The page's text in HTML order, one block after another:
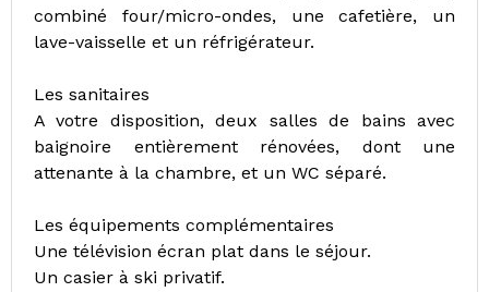
combiné four/micro-ondes, une cafetière, un
lave-vaisselle et un réfrigérateur.
Les sanitaires
A votre disposition, deux salles de bains avec
baignoire entièrement rénovées, dont une
attenante à la chambre, et un WC séparé.
Les équipements complémentaires
Une télévision écran plat dans le séjour.
Un casier à ski privatif.